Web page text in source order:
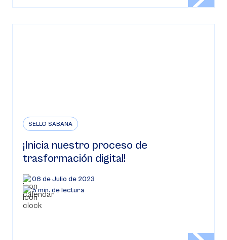
SELLO SABANA
¡Inicia nuestro proceso de
trasformación digital!
06 de Julio de 2023
5 min. de lectura